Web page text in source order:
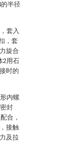
半径
套入
，套
旋合
2用石
时的
内螺
封
合，
接触
及拉